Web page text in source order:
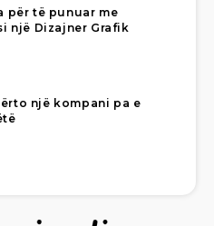
për të punuar me
një Dizajner Grafik
një kompani pa e